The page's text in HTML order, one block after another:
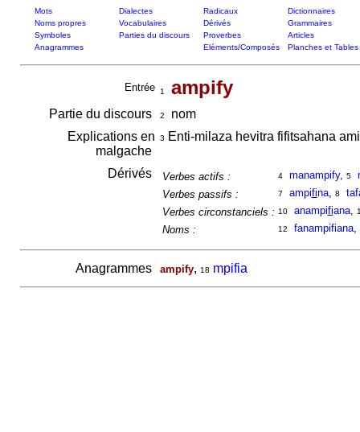
Mots Dialectes Radicaux
Dictionnaires
Noms propres
Vocabulaires Dérivés
Grammaires
Symboles
Parties du discours Proverbes
Articles
Anagrammes
Eléments/Composés Planches et Tables
Entrée 1 ampify
Partie du discours 2
nom
Explications en
malgache
3 Enti-milaza hevitra fifitsahana
Dérivés Verbes actifs : 4 manampify, 5
Verbes passifs :
7 ampifina, 8
Verbes circonstanciels : 10 anampifiana,
Noms : 12 fanampifiana,
Anagrammes ampify, 18 mpifia